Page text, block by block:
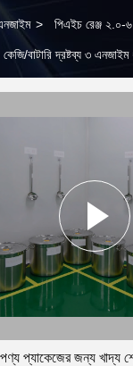
> পিএইচ রেঞ্জ ২.০-
বাটারি দ্রষ্টব্য ৩ এনজাইম
প্যাকেজের জন্য খাদ্য